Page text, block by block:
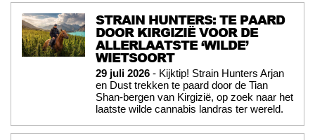
STRAIN HUNTERS: TE PAARD
DOOR KIRGIZIË VOOR DE
ALLERLAATSTE ‘WILDE’
WIETSOORT
29 juli 2026 - Kijktip! Strain Hunters Arjan
en Dust trekken te paard door de Tian
Shan-bergen van Kirgizië, op zoek naar het
laatste wilde cannabis landras ter wereld.